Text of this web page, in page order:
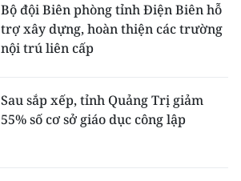
Bộ đội Biên phòng tỉnh Điện Biên hỗ
trợ xây dựng, hoàn thiện các trường
nội trú liên cấp
Sau sắp xếp, tỉnh Quảng Trị giảm
55% số cơ sở giáo dục công lập